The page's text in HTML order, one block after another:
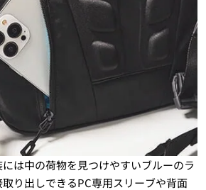
は中の荷物を見つけやすいブルーのラ
り出しできるPC専用スリーブや背面